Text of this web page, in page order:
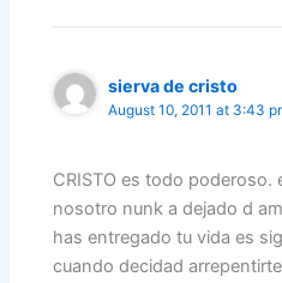
sierva de cristo
August 10, 2011 at 3:43
CRISTO es todo poderoso.
nosotro nunk a dejado d
has entregado tu vida es
cuando decidad